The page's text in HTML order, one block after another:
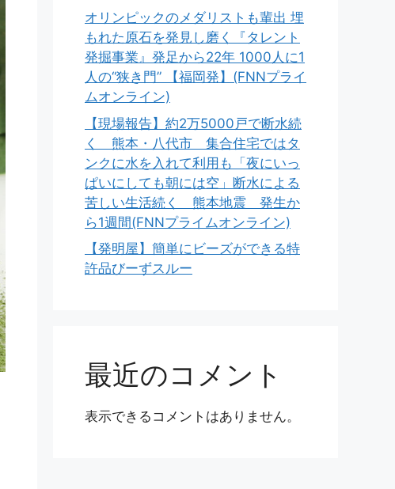
オリンピックのメダリストも輩出 埋
もれた原石を発見し磨く『タレント
発掘事業』発足から22年 1000人に1
人の“狭き門” 【福岡発】(FNNプライ
ムオンライン)
【現場報告】約2万5000戸で断水続
く 熊本・八代市 集合住宅ではタ
ンクに水を入れて利用も「夜にいっ
ぱいにしても朝には空」断水による
苦しい生活続く 熊本地震 発生か
ら1週間(FNNプライムオンライン)
【発明屋】簡単にビーズができる特
許品びーずスルー
最近のコメント
表示できるコメントはありません。